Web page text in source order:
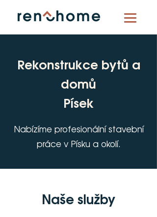
Rekonstrukce bytů a
domů
Písek
Nabízíme profesionální stavební
práce v Písku a okolí.
Naše služby